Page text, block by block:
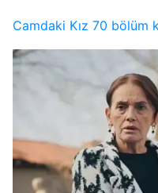
Camdaki Kız 70 bölüm